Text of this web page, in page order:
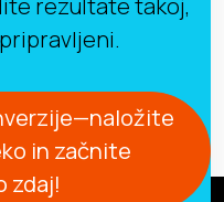
rezultate takoj,
in začnite
zdaj!